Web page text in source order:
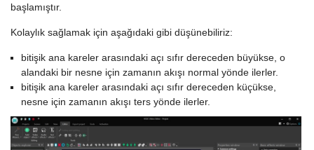
başlamıştır.
Kolaylık sağlamak için aşağıdaki gibi düşünebiliriz:
bitişik ana kareler arasındaki açı sıfır dereceden büyükse, o
alandaki bir nesne için zamanın akışı normal yönde ilerler.
bitişik ana kareler arasındaki açı sıfır dereceden küçükse,
nesne için zamanın akışı ters yönde ilerler.